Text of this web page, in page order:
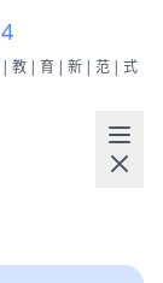
教|育|新|范|式